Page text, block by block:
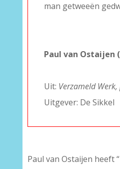
man getweeën
Paul van Ostaijen
Uit: Verzameld
Uitgever: De Sikkel
Paul van Ostaijen heeft